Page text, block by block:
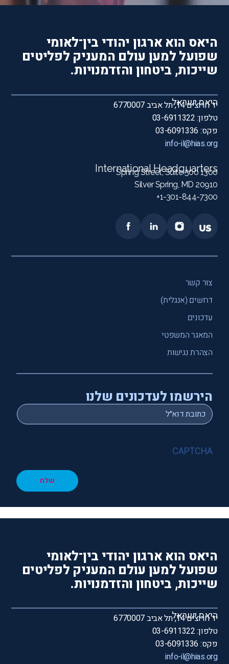
היאס הוא ארגון יהודי בין־לאומי
שפועל למען עולם המעניק לפליטים
שייכות, ביטחון והזדמנויות.
היאס ישראל
יד חרוצים 14, תל אביב 6770007
טלפון: 03-6911322
פקס: 03-6091336
info-il@hias.org
International Headquarters
1300 Spring Street, Suite 500
Silver Spring, MD 20910
1-301-844-7300+
צור קשר
דרושים (אנגלית)
עדכונים
המאגר המשפטי
הצהרת נגישות
הירשמו לעדכונים שלנו
Email
*
CAPTCHA
שלח
היאס הוא ארגון יהודי בין־לאומי
שפועל למען עולם המעניק לפליטים
שייכות, ביטחון והזדמנויות.
היאס ישראל
יד חרוצים 14, תל אביב 6770007
טלפון: 03-6911322
פקס: 03-6091336
info-il@hias.org